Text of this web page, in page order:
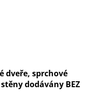
dveře, sprchové
dodávány BEZ